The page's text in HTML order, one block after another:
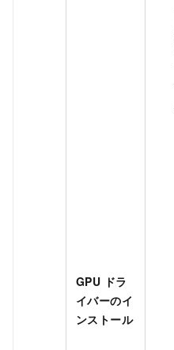
GPU ドラ
イバーのイ
ンストール